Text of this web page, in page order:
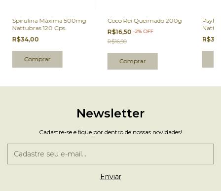
Spirulina Máxima 500mg
Nattubras 120 Cps.
R$34,00
Coco Rei Queimado 200g
R$16,50 -2%OFF
R$16,90
Newsletter
Cadastre-se e fique por dentro de nossas novidades!